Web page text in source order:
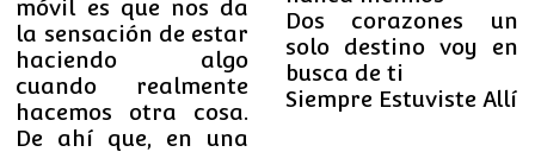
móvil es que nos da
la sensación de estar
haciendo algo
cuando realmente
hacemos otra cosa.
De ahí que, en una
Dos corazones un
solo destino voy en
busca de ti
Siempre Estuviste Allí